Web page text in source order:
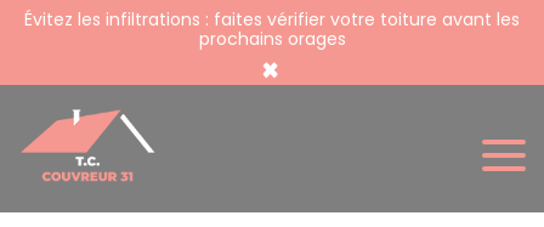
Évitez les infiltrations : faites vérifier votre toiture avant les
prochains orages
×
Panneau de gestion des cookies